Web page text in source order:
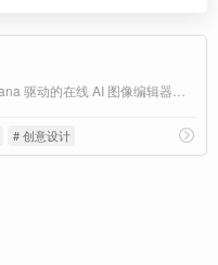
# 创意设计